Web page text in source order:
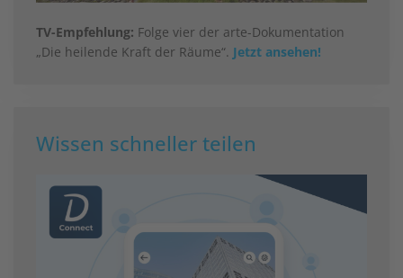
TV-Empfehlung: Folge vier der arte-Dokumentation
„Die heilende Kraft der Räume“. Jetzt ansehen!
Wissen schneller teilen